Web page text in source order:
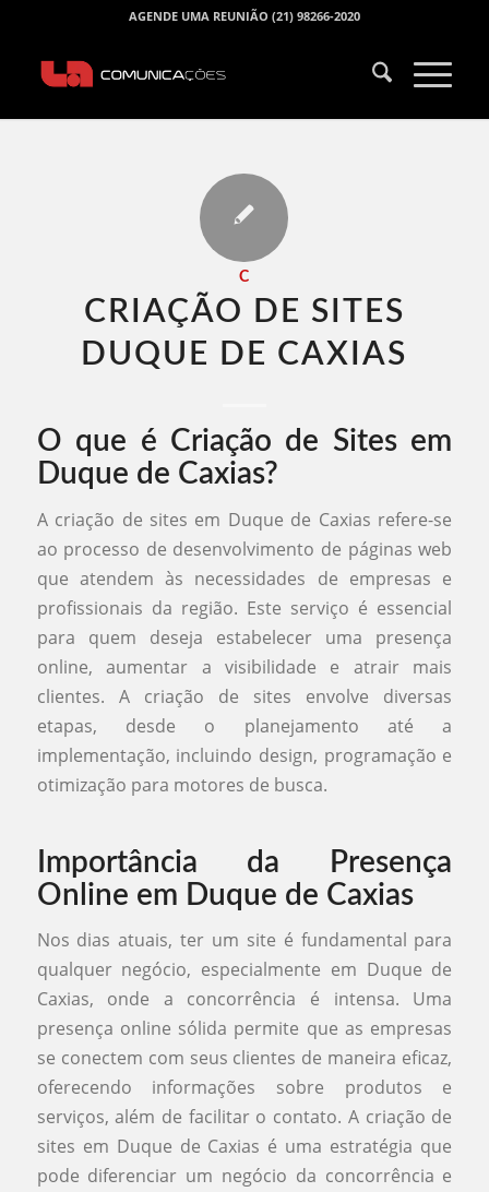
AGENDE UMA REUNIÃO (21) 98266-2020
C
CRIAÇÃO DE SITES
DUQUE DE CAXIAS​
O que é Criação de Sites em
Duque de Caxias?
A criação de sites em Duque de Caxias refere-se
ao processo de desenvolvimento de páginas web
que atendem às necessidades de empresas e
profissionais da região. Este serviço é essencial
para quem deseja estabelecer uma presença
online, aumentar a visibilidade e atrair mais
clientes. A criação de sites envolve diversas
etapas, desde o planejamento até a
implementação, incluindo design, programação e
otimização para motores de busca.
Importância da Presença
Online em Duque de Caxias
Nos dias atuais, ter um site é fundamental para
qualquer negócio, especialmente em Duque de
Caxias, onde a concorrência é intensa. Uma
presença online sólida permite que as empresas
se conectem com seus clientes de maneira eficaz,
oferecendo informações sobre produtos e
serviços, além de facilitar o contato. A criação de
sites em Duque de Caxias é uma estratégia que
pode diferenciar um negócio da concorrência e